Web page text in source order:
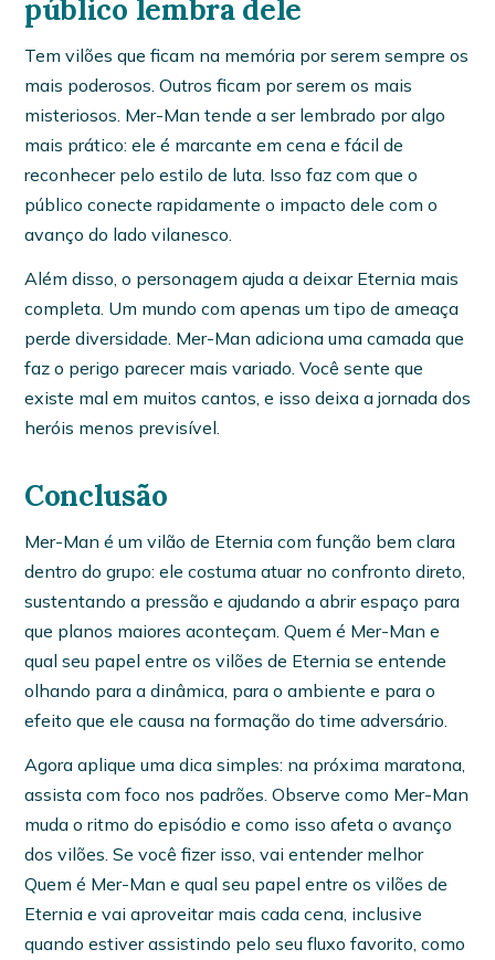
público lembra dele
Tem vilões que ficam na memória por serem sempre os
mais poderosos. Outros ficam por serem os mais
misteriosos. Mer-Man tende a ser lembrado por algo
mais prático: ele é marcante em cena e fácil de
reconhecer pelo estilo de luta. Isso faz com que o
público conecte rapidamente o impacto dele com o
avanço do lado vilanesco.
Além disso, o personagem ajuda a deixar Eternia mais
completa. Um mundo com apenas um tipo de ameaça
perde diversidade. Mer-Man adiciona uma camada que
faz o perigo parecer mais variado. Você sente que
existe mal em muitos cantos, e isso deixa a jornada dos
heróis menos previsível.
Conclusão
Mer-Man é um vilão de Eternia com função bem clara
dentro do grupo: ele costuma atuar no confronto direto,
sustentando a pressão e ajudando a abrir espaço para
que planos maiores aconteçam. Quem é Mer-Man e
qual seu papel entre os vilões de Eternia se entende
olhando para a dinâmica, para o ambiente e para o
efeito que ele causa na formação do time adversário.
Agora aplique uma dica simples: na próxima maratona,
assista com foco nos padrões. Observe como Mer-Man
muda o ritmo do episódio e como isso afeta o avanço
dos vilões. Se você fizer isso, vai entender melhor
Quem é Mer-Man e qual seu papel entre os vilões de
Eternia e vai aproveitar mais cada cena, inclusive
quando estiver assistindo pelo seu fluxo favorito, como